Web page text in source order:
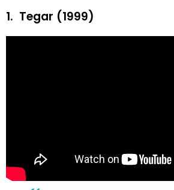
1. Tegar (1999)